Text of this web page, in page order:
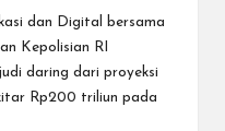
dan Digital bersama
Kepolisian RI
daring dari proyeksi
Rp200 triliun pada